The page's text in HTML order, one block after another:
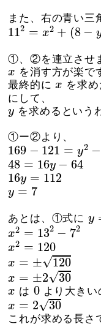
また、右の青い三
112 = x2 + (8 −
112= 2+(8−y) 2
①、②を連立させ
x
x を消す方が楽で
最終的にx
x を求
にして、
y
y を求めるという
①ー②より、
169 − 121 = y2 −
169 −121= y (8
48 = 16y − 64
48 16 y−
16y = 112
16y 112
y = 7
y =7
あとは、①式に y
y=
x2 = 132 − 72
x2= 132−72
x2 = 120
x2 120
x = ±√120
x 120
x = ±2√30
x 230
x
x は 0
0より大きい
x = 2√30
x =230
これが求める長さ